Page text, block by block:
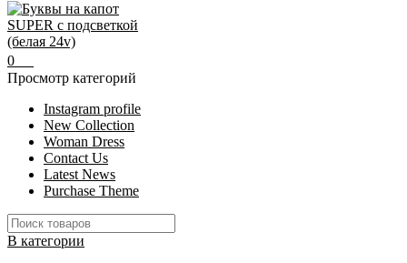
0
Просмотр категорий
Instagram profile
New Collection
Woman Dress
Contact Us
Latest News
Purchase Theme
В категории